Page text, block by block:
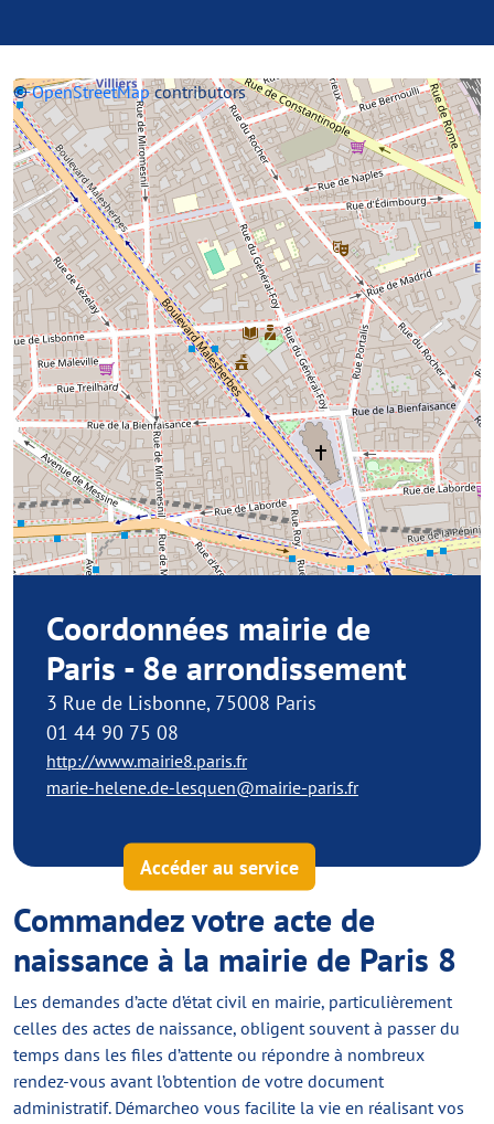
+−
©OpenStreetMapcontributors
Coordonnées mairie de
Paris - 8e arrondissement
3 Rue de Lisbonne, 75008 Paris
01 44 90 75 08
http://www.mairie8.paris.fr
marie-helene.de-lesquen@mairie-paris.fr
Accéder au service
Commandez votre acte de
naissance à la mairie de Paris 8
Les demandes d’acte d’état civil en mairie, particulièrement
celles des actes de naissance, obligent souvent à passer du
temps dans les files d’attente ou répondre à nombreux
rendez-vous avant l’obtention de votre document
administratif. Démarcheo vous facilite la vie en réalisant vos